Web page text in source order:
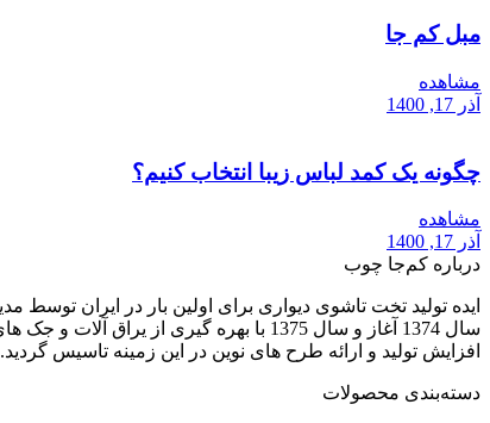
مبل کم جا
مشاهده
آذر 17, 1400
چگونه یک کمد لباس زیبا انتخاب کنیم؟
مشاهده
آذر 17, 1400
درباره کم‌جا چوب
افزایش تولید و ارائه طرح های نوین در این زمینه تاسیس گردید.
دسته‌بندی محصولات